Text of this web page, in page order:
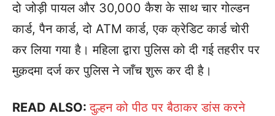
दो जोड़ी पायल और 30,000 कैश के साथ चार गोल्डन
कार्ड, पैन कार्ड, दो ATM कार्ड, एक क्रेडिट कार्ड चोरी
कर लिया गया है। महिला द्वारा पुलिस को दी गई तहरीर पर
मुक़दमा दर्ज कर पुलिस ने जाँच शुरू कर दी है।
READ ALSO:दुल्हन को पीठ पर बैठाकर डांस करने